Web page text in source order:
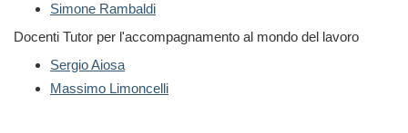
Simone Rambaldi
Docenti Tutor per l'accompagnamento al mondo del lavoro
Sergio Aiosa
Massimo Limoncelli